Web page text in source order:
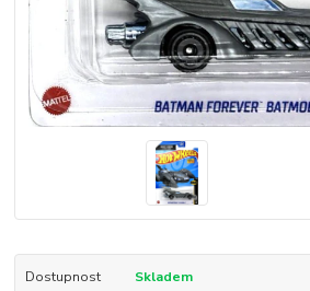
Dostupnost Skladem